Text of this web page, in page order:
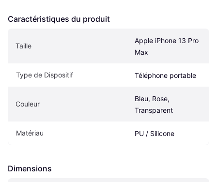
Caractéristiques du produit
Taille
Apple iPhone 13 Pro
Max
Type de Dispositif Téléphone portable
Couleur
Bleu, Rose,
Transparent
Matériau PU / Silicone
Dimensions